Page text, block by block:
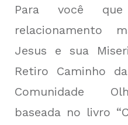
Para você
relacionamento
Jesus e sua
Retiro Caminho
Comunidade
baseada no livro